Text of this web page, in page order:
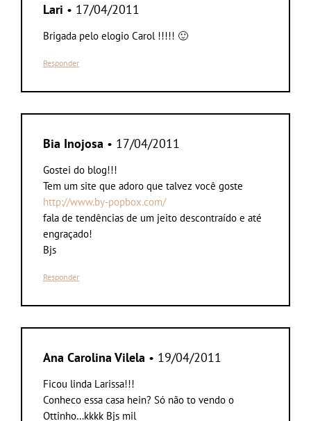
Lari • 17/04/2011
Brigada pelo elogio Carol !!!!! 🙂
Responder
Bia Inojosa • 17/04/2011
Gostei do blog!!!
Tem um site que adoro que talvez você goste
http://www.by-popbox.com/
fala de tendências de um jeito descontraído e até
engraçado!
Bjs
Responder
Ana Carolina Vilela • 19/04/2011
Ficou linda Larissa!!!
Conheco essa casa hein? Só não to vendo o
Ottinho…kkkk Bjs mil